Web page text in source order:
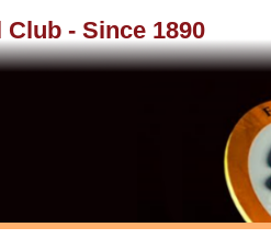
- Since 1890